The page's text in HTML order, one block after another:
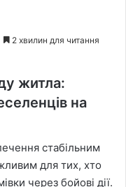
2 хвилин для читання
житла:
на
стабільним
для тих, хто
через бойові дії.